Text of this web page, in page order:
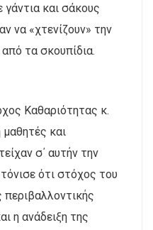
και σάκους
να «χτενίζουν» την
τα σκουπίδια.
Καθαριότητας κ.
και
σ΄ αυτήν την
ότι στόχος του
περιβαλλοντικής
η ανάδειξη της